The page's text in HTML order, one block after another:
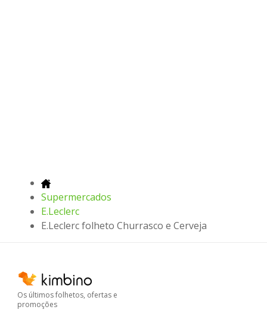
Supermercados
E.Leclerc
E.Leclerc folheto Churrasco e Cerveja
Os últimos folhetos, ofertas e
promoções